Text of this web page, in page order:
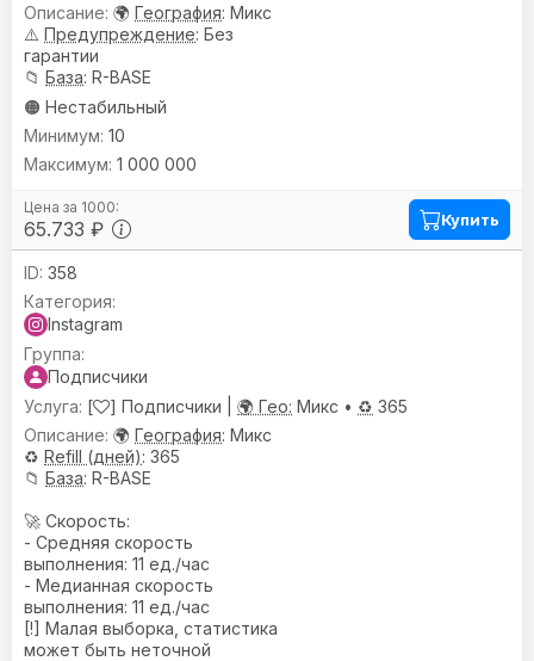
🌍 География: Микс
⚠️ Предупреждениe: Без
гарантии
📁 База: R-BASE
🟠 Нестабильный
65.733 ₽
10
1 000 000
Купить
358
Instagram
Подписчики
[
] Подписчики | 🌍 Гео: Микс • ♻️ 365
🌍 География: Микс
♻️ Refill (дней): 365
📁 База: R-BASE
🚀 Скорость:
- Средняя скорость
выполнения: 11 ед./час
- Медианная скорость
выполнения: 11 ед./час
[!] Малая выборка, статистика
может быть неточной